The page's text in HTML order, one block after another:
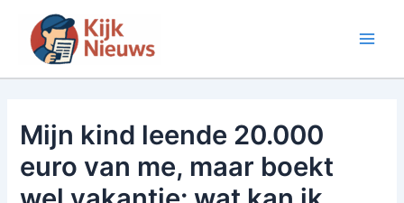
inhoud
Mijn kind leende 20.000
euro van me, maar boekt